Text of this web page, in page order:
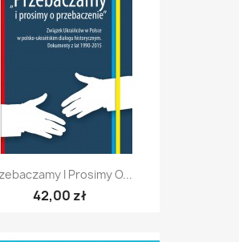
I Prosimy O...
42,00 zł